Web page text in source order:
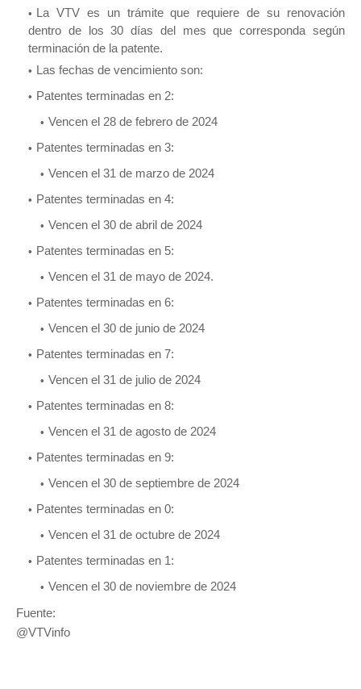
La VTV es un trámite que requiere de su renovación
dentro de los 30 días del mes que corresponda según
terminación de la patente.
Las fechas de vencimiento son:
Patentes terminadas en 2:
Vencen el 28 de febrero de 2024
Patentes terminadas en 3:
Vencen el 31 de marzo de 2024
Patentes terminadas en 4:
Vencen el 30 de abril de 2024
Patentes terminadas en 5:
Vencen el 31 de mayo de 2024.
Patentes terminadas en 6:
Vencen el 30 de junio de 2024
Patentes terminadas en 7:
Vencen el 31 de julio de 2024
Patentes terminadas en 8:
Vencen el 31 de agosto de 2024
Patentes terminadas en 9:
Vencen el 30 de septiembre de 2024
Patentes terminadas en 0:
Vencen el 31 de octubre de 2024
Patentes terminadas en 1:
Vencen el 30 de noviembre de 2024
Fuente:
@VTVinfo